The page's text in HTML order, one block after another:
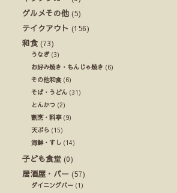
グルメその他 (5)
テイクアウト (156)
和食 (73)
うなぎ(3)
お好み焼き・もんじゃ焼き (6)
その他和食(6)
そば・うどん (31)
とんかつ (2)
割烹・料亭(9)
天ぷら (15)
海鮮・すし (14)
子ども食堂 (0)
居酒屋・バー (57)
ダイニングバー (1)